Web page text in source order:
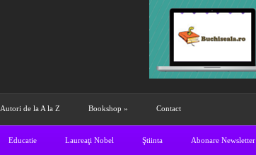
Autori de la A la Z Bookshop » Contact
Educatie Laureaţi Nobel Ştiinta Abonare Newsletter